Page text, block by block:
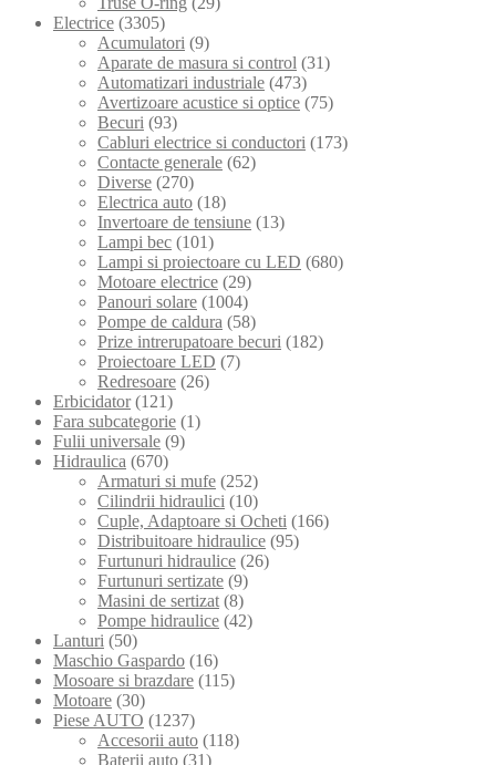
Electrice (3305)
Acumulatori (9)
Aparate de masura si control (31)
Automatizari industriale (473)
Avertizoare acustice si optice (75)
Becuri (93)
Cabluri electrice si conductori (173)
Contacte generale (62)
Diverse (270)
Electrica auto (18)
Invertoare de tensiune (13)
Lampi bec (101)
Lampi si proiectoare cu LED (680)
Motoare electrice (29)
Panouri solare (1004)
Pompe de caldura (58)
Prize intrerupatoare becuri (182)
Proiectoare LED (7)
Redresoare (26)
Erbicidator (121)
Fara subcategorie (1)
Fulii universale (9)
Hidraulica (670)
Armaturi si mufe (252)
Cilindrii hidraulici (10)
Cuple, Adaptoare si Ocheti (166)
Distribuitoare hidraulice (95)
Furtunuri hidraulice (26)
Furtunuri sertizate (9)
Masini de sertizat (8)
Pompe hidraulice (42)
Lanturi (50)
Maschio Gaspardo (16)
Mosoare si brazdare (115)
Motoare (30)
Piese AUTO (1237)
Accesorii auto (118)
Baterii auto (31)